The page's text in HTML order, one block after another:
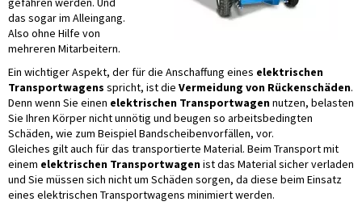
das sogar im Alleingang.
Also ohne Hilfe von
mehreren Mitarbeitern.
Ein wichtiger Aspekt, der für die Anschaffung eines elektrischen
Transportwagens spricht, ist die Vermeidung von Rückenschäden.
Denn wenn Sie einen elektrischen Transportwagennutzen, belasten
Sie Ihren Körper nicht unnötig und beugen so arbeitsbedingten
Schäden, wie zum Beispiel Bandscheibenvorfällen, vor.
Gleiches gilt auch für das transportierte Material. Beim Transport mit
einem elektrischen Transportwagenist das Material sicher verladen
und Sie müssen sich nicht um Schäden sorgen, da diese beim Einsatz
eines elektrischen Transportwagens minimiert werden.